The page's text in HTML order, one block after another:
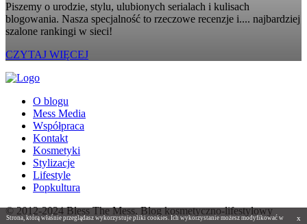
Piszemy o urodzie, stylu, ulubionych serialach i kulisach
blogowania. Nasza specjalność to rzeczowe recenzje i.... najbardziej
szalone rankingi w sieci!
CZYTAJ WIĘCEJ
O blogu
Mess Media
Współpraca
Kontakt
Kosmetyki
Stylizacje
Lifestyle
Popkultura
© 2012-2024 Bless The Mess. Blog kosmetyczno-lifestylowy
Strona, którą właśnie przeglądasz wykorzystuje pliki cookies. Ich wykorzystanie możesz modyfikować w x